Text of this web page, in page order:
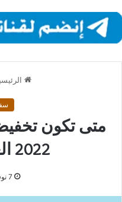
متى تكون
2022 العد التنازلي
7 نوفمبر، 2022